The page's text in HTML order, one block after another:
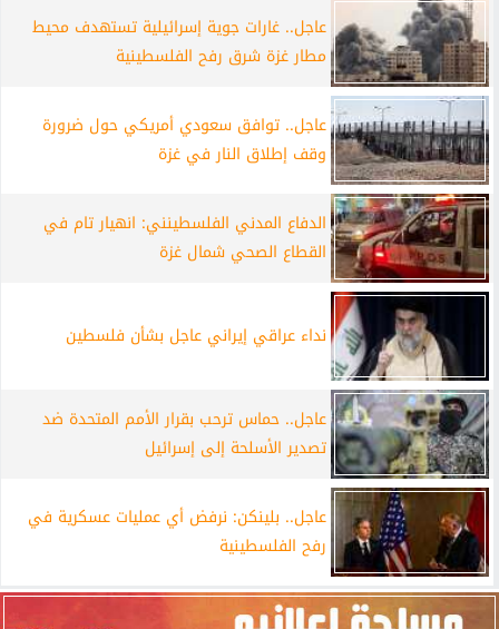
عاجل.. غارات جوية إسرائيلية تستهدف محيط
مطار غزة شرق رفح الفلسطينية
عاجل.. توافق سعودي أمريكي حول ضرورة
وقف إطلاق النار في غزة
الدفاع المدني الفلسطينني: انهيار تام في
القطاع الصحي شمال غزة
نداء عراقي إيراني عاجل بشأن فلسطين
عاجل.. حماس ترحب بقرار الأمم المتحدة ضد
تصدير الأسلحة إلى إسرائيل
عاجل.. بلينكن: نرفض أي عمليات عسكرية في
رفح الفلسطينية